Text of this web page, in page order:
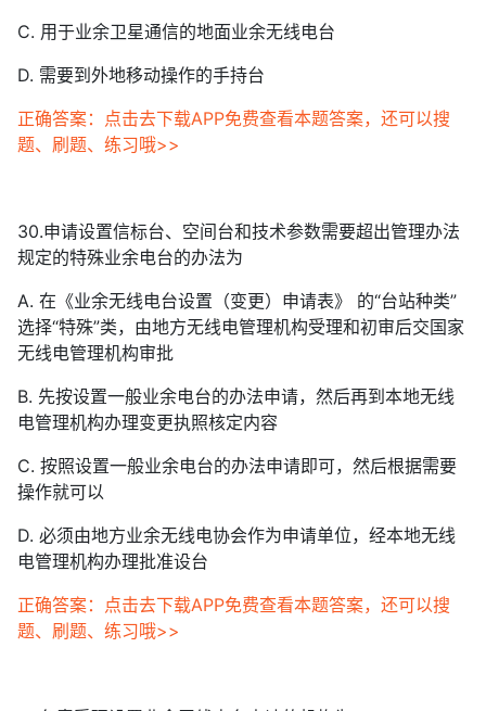
C. 用于业余卫星通信的地面业余无线电台
D. 需要到外地移动操作的手持台
正确答案：点击去下载APP免费查看本题答案，还可以搜
题、刷题、练习哦>>
30.申请设置信标台、空间台和技术参数需要超出管理办法
规定的特殊业余电台的办法为
A. 在《业余无线电台设置（变更）申请表》 的“台站种类”
选择“特殊”类，由地方无线电管理机构受理和初审后交国家
无线电管理机构审批
B. 先按设置一般业余电台的办法申请，然后再到本地无线
电管理机构办理变更执照核定内容
C. 按照设置一般业余电台的办法申请即可，然后根据需要
操作就可以
D. 必须由地方业余无线电协会作为申请单位，经本地无线
电管理机构办理批准设台
正确答案：点击去下载APP免费查看本题答案，还可以搜
题、刷题、练习哦>>